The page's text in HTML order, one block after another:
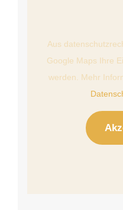
Aus
Google Maps Ihre
werden. Mehr